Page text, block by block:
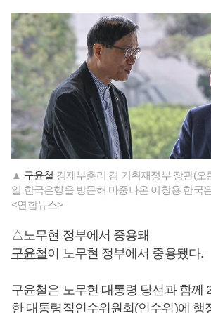
▲ 구윤철 경제부총리 겸 기획재정부 장관(오
일 한국은행을 방문해 마중나온 이창용 한국
<연합뉴스>
△노무현 정부에서 중용돼
구윤철이 노무현 정부에서 중용됐다.
구윤철은 노무현 대통령 당선과 함께
한 대통령직인수위원회(인수위)에 행